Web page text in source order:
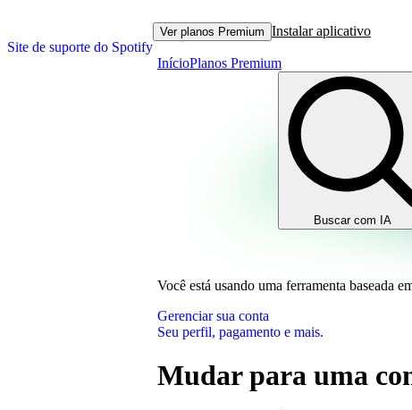
Site de suporte do Spotify
Ver planos Premium Instalar aplicativo
InícioPlanos Premium
Buscar com IA
Você está usando uma ferramenta baseada
Gerenciar sua conta
Seu perfil, pagamento e mais.
Mudar para uma